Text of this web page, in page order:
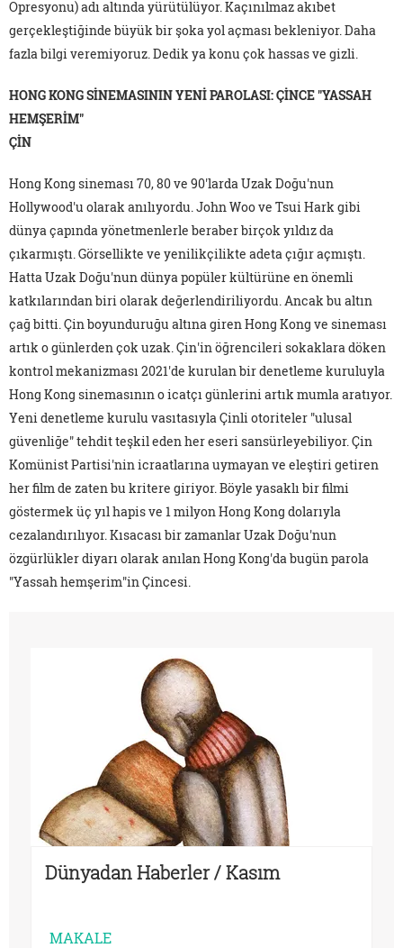
Opresyonu) adı altında yürütülüyor. Kaçınılmaz akıbet
gerçekleştiğinde büyük bir şoka yol açması bekleniyor. Daha
fazla bilgi veremiyoruz. Dedik ya konu çok hassas ve gizli.
HONG KONG SİNEMASININ YENİ PAROLASI: ÇİNCE "YASSAH
HEMŞERİM"
ÇİN
Hong Kong sineması 70, 80 ve 90'larda Uzak Doğu'nun
Hollywood'u olarak anılıyordu. John Woo ve Tsui Hark gibi
dünya çapında yönetmenlerle beraber birçok yıldız da
çıkarmıştı. Görsellikte ve yenilikçilikte adeta çığır açmıştı.
Hatta Uzak Doğu'nun dünya popüler kültürüne en önemli
katkılarından biri olarak değerlendiriliyordu. Ancak bu altın
çağ bitti. Çin boyunduruğu altına giren Hong Kong ve sineması
artık o günlerden çok uzak. Çin'in öğrencileri sokaklara döken
kontrol mekanizması 2021'de kurulan bir denetleme kuruluyla
Hong Kong sinemasının o icatçı günlerini artık mumla aratıyor.
Yeni denetleme kurulu vasıtasıyla Çinli otoriteler "ulusal
güvenliğe" tehdit teşkil eden her eseri sansürleyebiliyor. Çin
Komünist Partisi'nin icraatlarına uymayan ve eleştiri getiren
her film de zaten bu kritere giriyor. Böyle yasaklı bir filmi
göstermek üç yıl hapis ve 1 milyon Hong Kong dolarıyla
cezalandırılıyor. Kısacası bir zamanlar Uzak Doğu'nun
özgürlükler diyarı olarak anılan Hong Kong'da bugün parola
"Yassah hemşerim"in Çincesi.
Dünyadan Haberler / Kasım
MAKALE